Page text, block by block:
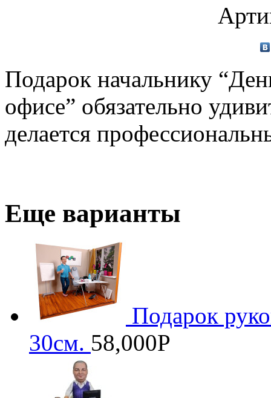
Подарок начальнику
офисе” обязательно
делается
Еще варианты
Подарок
30см. 58,000Р